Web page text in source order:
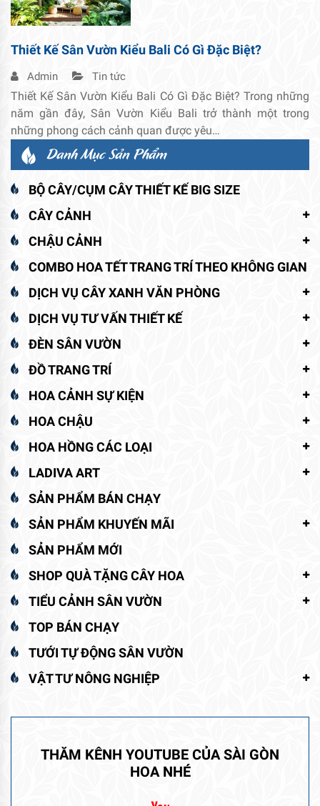
Thiết Kế Sân Vườn Kiểu Bali Có Gì Đặc Biệt?
Admin Tin tức
Thiết Kế Sân Vườn Kiểu Bali Có Gì Đặc Biệt? Trong những
năm gần đây, Sân Vườn Kiểu Bali trở thành một trong
những phong cách cảnh quan được yêu…
Danh Mục Sản Phẩm
BỘ CÂY/CỤM CÂY THIẾT KẾ BIG SIZE
CÂY CẢNH
CHẬU CẢNH
COMBO HOA TẾT TRANG TRÍ THEO KHÔNG GIAN
DỊCH VỤ CÂY XANH VĂN PHÒNG
DỊCH VỤ TƯ VẤN THIẾT KẾ
ĐÈN SÂN VƯỜN
ĐỒ TRANG TRÍ
HOA CẢNH SỰ KIỆN
HOA CHẬU
HOA HỒNG CÁC LOẠI
LADIVA ART
SẢN PHẨM BÁN CHẠY
SẢN PHẨM KHUYẾN MÃI
SẢN PHẨM MỚI
SHOP QUÀ TẶNG CÂY HOA
TIỂU CẢNH SÂN VƯỜN
TOP BÁN CHẠY
TƯỚI TỰ ĐỘNG SÂN VƯỜN
VẬT TƯ NÔNG NGHIỆP
THĂM KÊNH YOUTUBE CỦA SÀI GÒN
HOA NHÉ